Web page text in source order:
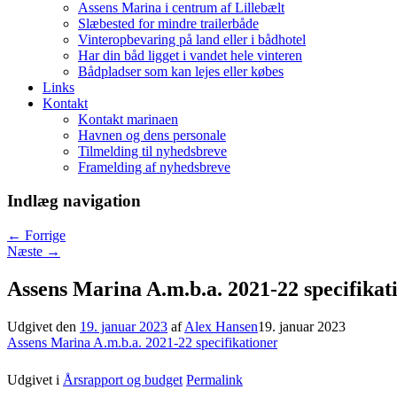
Assens Marina i centrum af Lillebælt
Slæbested for mindre trailerbåde
Vinteropbevaring på land eller i bådhotel
Har din båd ligget i vandet hele vinteren
Bådpladser som kan lejes eller købes
Links
Kontakt
Kontakt marinaen
Havnen og dens personale
Tilmelding til nyhedsbreve
Framelding af nyhedsbreve
Indlæg navigation
← Forrige
Næste →
Assens Marina A.m.b.a. 2021-22
Udgivet den 19. januar 2023 afAlex Hansen19. januar 2023
Assens Marina A.m.b.a. 2021-22 specifikationer
Udgivet i Årsrapport og budget Permalink